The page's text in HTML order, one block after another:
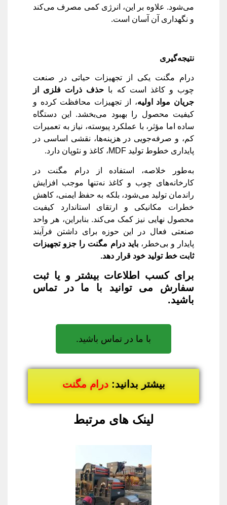
می‌شود. علاوه بر این، انرژی کمی مصرف می‌کند
و نگهداری آن آسان است.
نتیجه‌گیری
درام مگنت یکی از تجهیزات حیاتی در صنعت
چوب و کاغذ است که با حذف ذرات فلزی از
جریان مواد اولیه، از تجهیزات محافظت کرده و
کیفیت محصول را بهبود می‌بخشد. این دستگاه
ساده اما مؤثر، با عملکرد پیوسته، نیاز به تعمیرات
کم، و صرفه‌جویی در هزینه‌ها، نقشی اساسی در
پایداری خطوط تولید MDF، کاغذ و نئوپان دارد.
به‌طور خلاصه، استفاده از درام مگنت در
کارخانه‌های چوب و کاغذ نه‌تنها موجب افزایش
راندمان تولید می‌شود، بلکه به حفظ ایمنی، کاهش
خطرات مکانیکی و ارتقای استاندارد کیفیت
محصول نهایی نیز کمک می‌کند. بنابراین، هر واحد
صنعتی فعال در این حوزه برای داشتن فرآیند
پایدار و بی‌خطر،باید درام مگنت را جزو تجهیزات
ثابت خط تولید خود قرار دهد.
برای کسب اطلاعات بیشتر و یا ثبت
سفارش می توانید با ما در تماس
باشید.
با ما در تماس باشید.
بیشتر بدانید:درام مگنت
لینک های مرتبط